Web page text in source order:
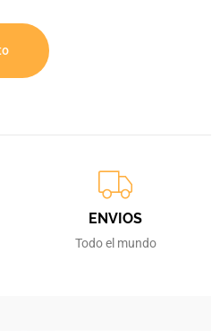
ENVIOS
Todo el mundo